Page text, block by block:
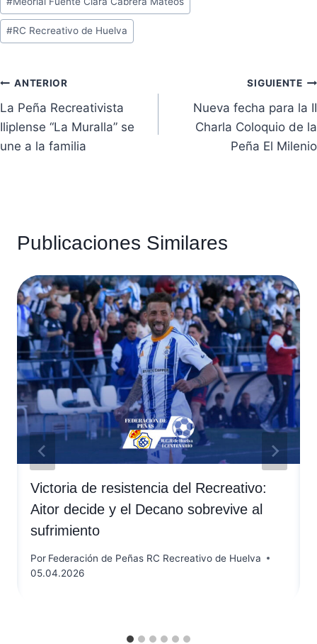
la
entrada:
#RC Recreativo de Huelva
Navegación
de
entradas
ANTERIOR
La Peña Recreativista
Iliplense “La Muralla” se
une a la familia
SIGUIENTE
Nueva fecha para la II
Charla Coloquio de la
Peña El Milenio
Publicaciones Similares
Victoria de resistencia del Recreativo:
Aitor decide y el Decano sobrevive al
sufrimiento
Por Federación de Peñas RC Recreativo de Huelva
05.04.2026